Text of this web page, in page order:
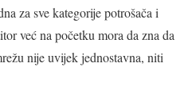
za sve kategorije potrošača i
već na početku mora da zna da
nije uvijek jednostavna, niti